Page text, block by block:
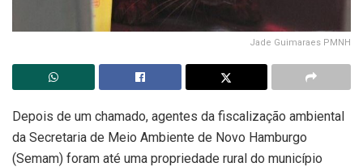
Jade Guimaraes PMNH
Depois de um chamado, agentes da fiscalização ambiental
da Secretaria de Meio Ambiente de Novo Hamburgo
(Semam) foram até uma propriedade rural do município